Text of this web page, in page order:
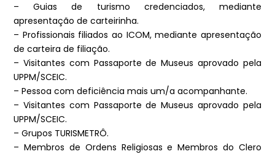
– Guias de turismo credenciados, mediante
apresentação de carteirinha.
– Profissionais filiados ao ICOM, mediante apresentação
de carteira de filiação.
– Visitantes com Passaporte de Museus aprovado pela
UPPM/SCEIC.
– Pessoa com deficiência mais um/a acompanhante.
– Visitantes com Passaporte de Museus aprovado pela
UPPM/SCEIC.
– Grupos TURISMETRÔ.
– Membros de Ordens Religiosas e Membros do Clero